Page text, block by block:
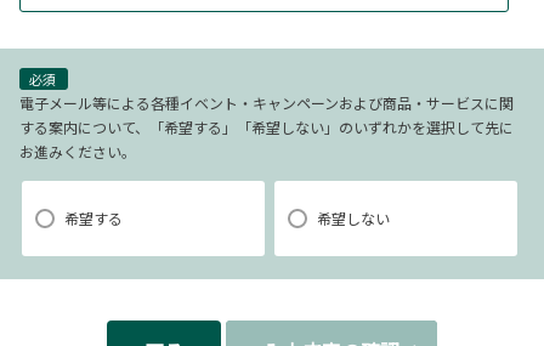
（電子メール、電話、郵送によるご連絡）
(5)商品の企画・開発あるいはお客様満足向上策などの検討のためのお客
様アンケート調査の実施
【3．推奨環境について】
1.当社の推奨するインターネット環境にてお申込みをお願いします。推奨
それに伴う連絡の不徹底については責任を負いかねますので、あらかじ
必須
電子メール等による各種イベント・キャンペーンおよび商品・サービスに関
する案内について、「希望する」「希望しない」のいずれかを選択して先に
お進みください。
希望する 希望しない